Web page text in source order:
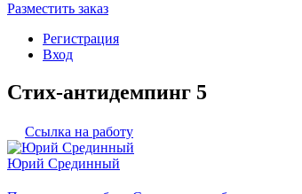
Разместить заказ
Регистрация
Вход
Стих-антидемпинг 5
Ссылка на работу
Юрий Срединный